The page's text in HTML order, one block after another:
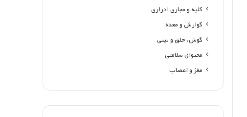
کلیه و مجاری ادراری
گوارش و معده
گوش، حلق و بینی
محتوای سلامتی
مغز و اعصاب